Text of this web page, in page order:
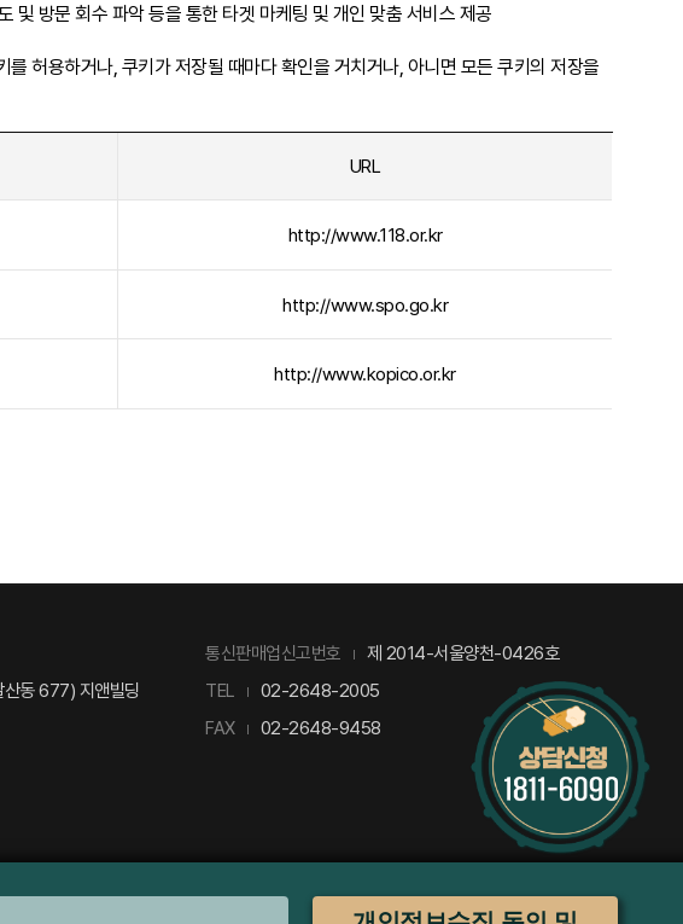
및 방문 회수 파악 등을 통한 타겟 마케팅 및 개인 맞춤 서비스 제공
허용하거나, 쿠키가 저장될 때마다 확인을 거치거나, 아니면 모든 쿠키의 저장을
URL
http://www.118.or.kr
http://www.spo.go.kr
http://www.kopico.or.kr
통신판매업신고번호 제 2014-서울양천-0426호
동 677) 지앤빌딩 TEL 02-2648-2005
FAX 02-2648-9458